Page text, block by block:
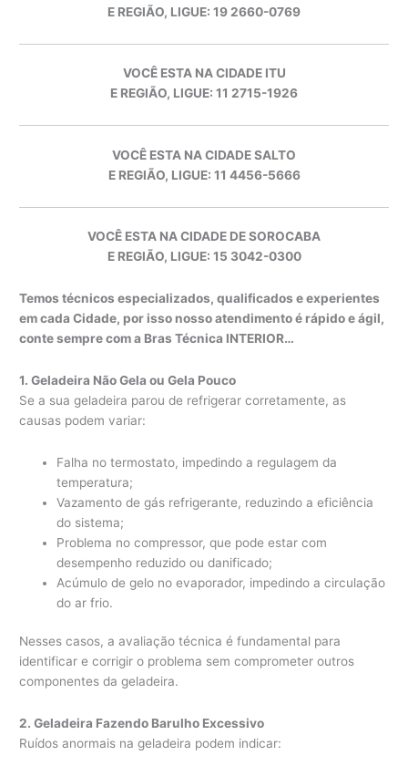
E REGIÃO, LIGUE: 19 2660-0769
VOCÊ ESTA NA CIDADE ITU
E REGIÃO, LIGUE: 11 2715-1926
VOCÊ ESTA NA CIDADE SALTO
E REGIÃO, LIGUE: 11 4456-5666
VOCÊ ESTA NA CIDADE DE SOROCABA
E REGIÃO, LIGUE: 15 3042-0300
Temos técnicos especializados, qualificados e experientes
em cada Cidade, por isso nosso atendimento é rápido e ágil,
conte sempre com a Bras Técnica INTERIOR…
1. Geladeira Não Gela ou Gela Pouco
Se a sua geladeira parou de refrigerar corretamente, as
causas podem variar:
Falha no termostato, impedindo a regulagem da
temperatura;
Vazamento de gás refrigerante, reduzindo a eficiência
do sistema;
Problema no compressor, que pode estar com
desempenho reduzido ou danificado;
Acúmulo de gelo no evaporador, impedindo a circulação
do ar frio.
Nesses casos, a avaliação técnica é fundamental para
identificar e corrigir o problema sem comprometer outros
componentes da geladeira.
2. Geladeira Fazendo Barulho Excessivo
Ruídos anormais na geladeira podem indicar: